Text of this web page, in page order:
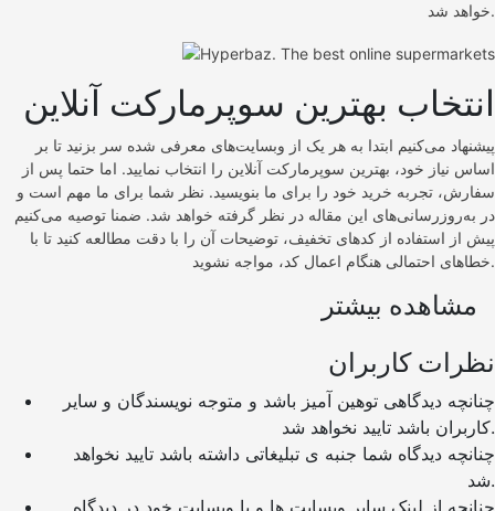
خواهد شد.
انتخاب بهترین سوپرمارکت آنلاین
پیشنهاد می‌کنیم ابتدا به هر یک از وبسایت‌های معرفی شده سر بزنید تا بر
اساس نیاز خود، بهترین سوپرمارکت آنلاین را انتخاب نمایید. اما حتما پس از
سفارش، تجربه خرید خود را برای ما بنویسید. نظر شما برای ما مهم است و
در به‌روزرسانی‌های این مقاله در نظر گرفته خواهد شد. ضمنا توصیه می‌کنیم
پیش از استفاده از کدهای تخفیف، توضیحات آن را با دقت مطالعه کنید تا با
خطاهای احتمالی هنگام اعمال کد، مواجه نشوید.
مشاهده بیشتر
نظرات کاربران
کاربران باشد تایید نخواهد شد.
شد.